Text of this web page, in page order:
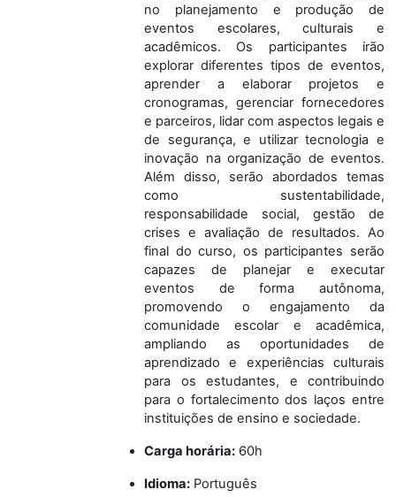
no planejamento e produção de
eventos escolares, culturais e
acadêmicos. Os participantes irão
explorar diferentes tipos de eventos,
aprender a elaborar projetos e
cronogramas, gerenciar fornecedores
e parceiros, lidar com aspectos legais e
de segurança, e utilizar tecnologia e
inovação na organização de eventos.
Além disso, serão abordados temas
como sustentabilidade,
responsabilidade social, gestão de
crises e avaliação de resultados. Ao
final do curso, os participantes serão
capazes de planejar e executar
eventos de forma autônoma,
promovendo o engajamento da
comunidade escolar e acadêmica,
ampliando as oportunidades de
aprendizado e experiências culturais
para os estudantes, e contribuindo
para o fortalecimento dos laços entre
instituições de ensino e sociedade.
Carga horária: 60h
Idioma: Português